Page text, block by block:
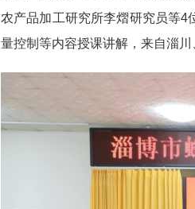
农产品加工研究所李熠研究员等4
量控制等内容授课讲解，来自淄